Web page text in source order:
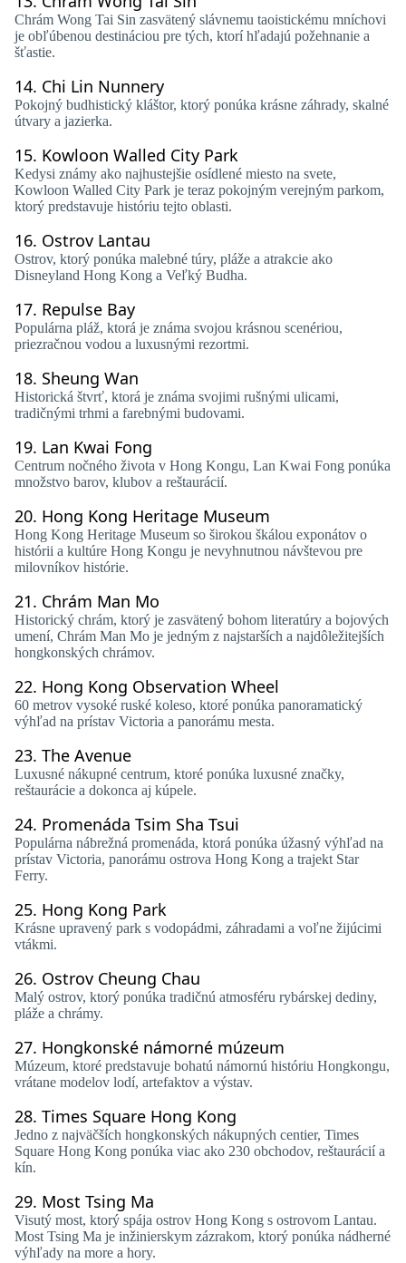
Chrám Wong Tai Sin zasvätený slávnemu taoistickému mníchovi
je obľúbenou destináciou pre tých, ktorí hľadajú požehnanie a
šťastie.
14. Chi Lin Nunnery
Pokojný budhistický kláštor, ktorý ponúka krásne záhrady, skalné
útvary a jazierka.
15. Kowloon Walled City Park
Kedysi známy ako najhustejšie osídlené miesto na svete,
Kowloon Walled City Park je teraz pokojným verejným parkom,
ktorý predstavuje históriu tejto oblasti.
16. Ostrov Lantau
Ostrov, ktorý ponúka malebné túry, pláže a atrakcie ako
Disneyland Hong Kong a Veľký Budha.
17. Repulse Bay
Populárna pláž, ktorá je známa svojou krásnou scenériou,
priezračnou vodou a luxusnými rezortmi.
18. Sheung Wan
Historická štvrť, ktorá je známa svojimi rušnými ulicami,
tradičnými trhmi a farebnými budovami.
19. Lan Kwai Fong
Centrum nočného života v Hong Kongu, Lan Kwai Fong ponúka
množstvo barov, klubov a reštaurácií.
20. Hong Kong Heritage Museum
Hong Kong Heritage Museum so širokou škálou exponátov o
histórii a kultúre Hong Kongu je nevyhnutnou návštevou pre
milovníkov histórie.
21. Chrám Man Mo
Historický chrám, ktorý je zasvätený bohom literatúry a bojových
umení, Chrám Man Mo je jedným z najstarších a najdôležitejších
hongkonských chrámov.
22. Hong Kong Observation Wheel
60 metrov vysoké ruské koleso, ktoré ponúka panoramatický
výhľad na prístav Victoria a panorámu mesta.
23. The Avenue
Luxusné nákupné centrum, ktoré ponúka luxusné značky,
reštaurácie a dokonca aj kúpele.
24. Promenáda Tsim Sha Tsui
Populárna nábrežná promenáda, ktorá ponúka úžasný výhľad na
prístav Victoria, panorámu ostrova Hong Kong a trajekt Star
Ferry.
25. Hong Kong Park
Krásne upravený park s vodopádmi, záhradami a voľne žijúcimi
vtákmi.
26. Ostrov Cheung Chau
Malý ostrov, ktorý ponúka tradičnú atmosféru rybárskej dediny,
pláže a chrámy.
27. Hongkonské námorné múzeum
Múzeum, ktoré predstavuje bohatú námornú históriu Hongkongu,
vrátane modelov lodí, artefaktov a výstav.
28. Times Square Hong Kong
Jedno z najväčších hongkonských nákupných centier, Times
Square Hong Kong ponúka viac ako 230 obchodov, reštaurácií a
kín.
29. Most Tsing Ma
Visutý most, ktorý spája ostrov Hong Kong s ostrovom Lantau.
Most Tsing Ma je ​​inžinierskym zázrakom, ktorý ponúka nádherné
výhľady na more a hory.